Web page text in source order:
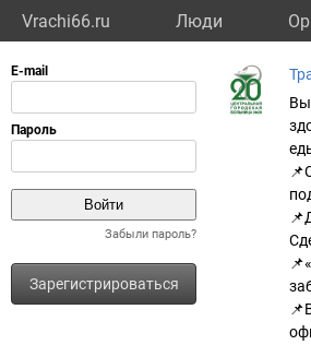
Vrachi66.ru Люди
Забыли пароль?
Зарегистрироваться